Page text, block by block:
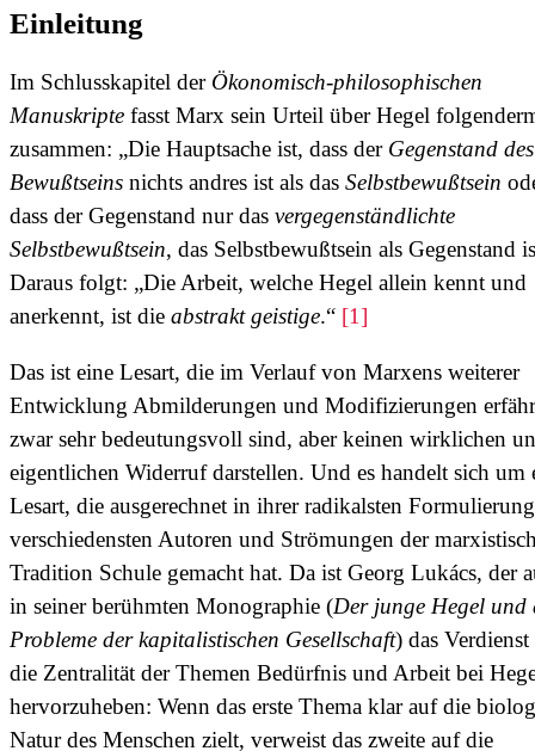
Einleitung
Im Schlusskapitel der Ökonomisch-philosophischen
Manuskripte fasst Marx sein Urteil über Hegel
zusammen: „Die Hauptsache ist, dass der Gegenstand des
Bewußtseins nichts andres ist als das Selbstbewußtsein
dass der Gegenstand nur das vergegenständlichte
Selbstbewußtsein, das Selbstbewußtsein als Gegenstand
Daraus folgt: „Die Arbeit, welche Hegel allein kennt und
anerkennt, ist die abstrakt geistige.“ [1]
Das ist eine Lesart, die im Verlauf von Marxens weiterer
Entwicklung Abmilderungen und Modifizierungen
zwar sehr bedeutungsvoll sind, aber keinen wirklichen
eigentlichen Widerruf darstellen. Und es handelt sich um
Lesart, die ausgerechnet in ihrer radikalsten
verschiedensten Autoren und Strömungen der
Tradition Schule gemacht hat. Da ist Georg Lukács, der
in seiner berühmten Monographie (Der junge Hegel und
Probleme der kapitalistischen Gesellschaft) das Verdienst
die Zentralität der Themen Bedürfnis und Arbeit bei
hervorzuheben: Wenn das erste Thema klar auf die
Natur des Menschen zielt, verweist das zweite auf die